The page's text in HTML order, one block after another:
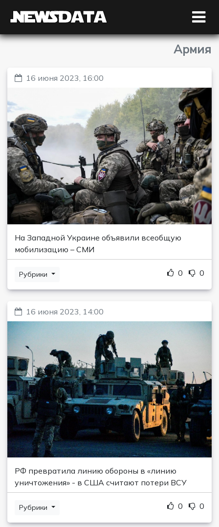
Армия
16 июня 2023, 16:00
На Западной Украине объявили всеобщую
мобилизацию – СМИ
Рубрики 0 0
16 июня 2023, 14:00
РФ превратила линию обороны в «линию
уничтожения» - в США считают потери ВСУ
Рубрики 0 0